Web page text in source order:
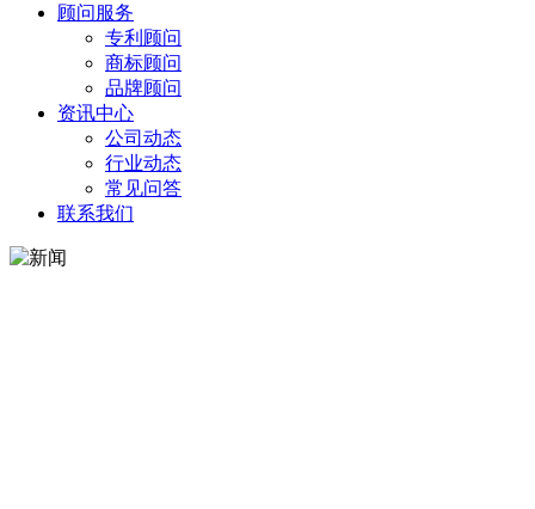
顾问服务
专利顾问
商标顾问
品牌顾问
资讯中心
公司动态
行业动态
常见问答
联系我们